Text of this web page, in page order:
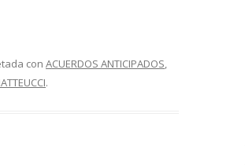
con ACUERDOS ANTICIPADOS,
.